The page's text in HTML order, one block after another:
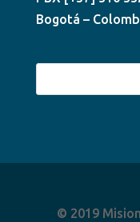
Bogotá –
© 2019